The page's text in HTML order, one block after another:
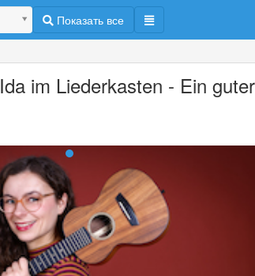
Показать все
Ida im Liederkasten - Ein